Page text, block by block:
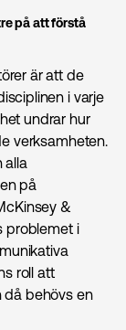
på att förstå
är att de
i varje
undrar hur
verksamheten.
alla
på
&
problemet i
roll att
då behövs en